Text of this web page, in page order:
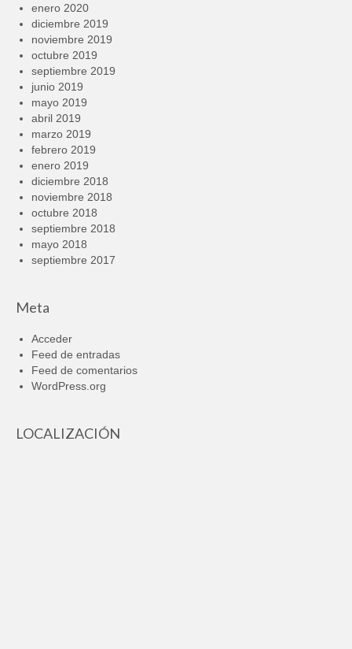
enero 2020
diciembre 2019
noviembre 2019
octubre 2019
septiembre 2019
junio 2019
mayo 2019
abril 2019
marzo 2019
febrero 2019
enero 2019
diciembre 2018
noviembre 2018
octubre 2018
septiembre 2018
mayo 2018
septiembre 2017
Meta
Acceder
Feed de entradas
Feed de comentarios
WordPress.org
LOCALIZACIÓN